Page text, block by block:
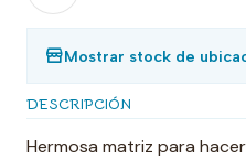
Mostrar stock de
DESCRIPCIÓN
Hermosa matriz para